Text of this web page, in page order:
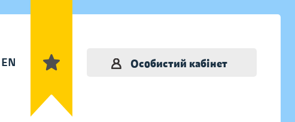
EN Особистий кабінет